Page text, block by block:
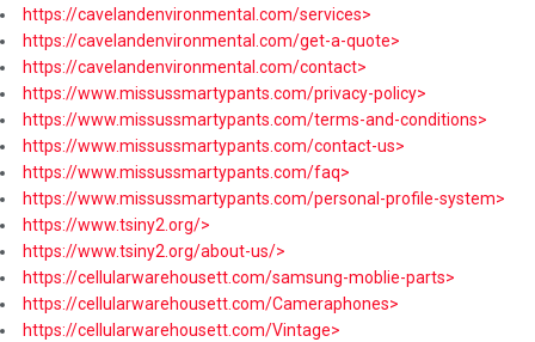
https://cavelandenvironmental.com/services>
https://cavelandenvironmental.com/get-a-quote>
https://cavelandenvironmental.com/contact>
https://www.missussmartypants.com/privacy-policy>
https://www.missussmartypants.com/terms-and-conditions>
https://www.missussmartypants.com/contact-us>
https://www.missussmartypants.com/faq>
https://www.missussmartypants.com/personal-profile-system>
https://www.tsiny2.org/>
https://www.tsiny2.org/about-us/>
https://cellularwarehousett.com/samsung-moblie-parts>
https://cellularwarehousett.com/Cameraphones>
https://cellularwarehousett.com/Vintage>